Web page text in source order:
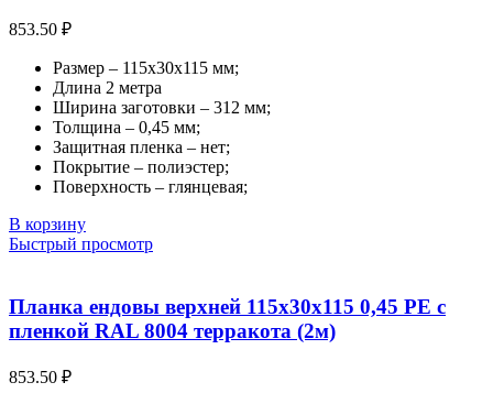
853.50 ₽
Размер – 115х30х115 мм;
Длина 2 метра
Ширина заготовки – 312 мм;
Толщина – 0,45 мм;
Защитная пленка – нет;
Покрытие – полиэстер;
Поверхность – глянцевая;
В корзину
Быстрый просмотр
Планка ендовы верхней 115х30х115 0,45 PE с
пленкой RAL 8004 терракота (2м)
853.50 ₽